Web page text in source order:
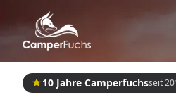
10 Jahre Camperfuchsseit